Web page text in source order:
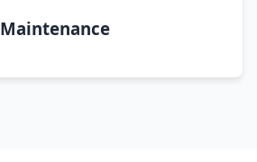
Maintenance